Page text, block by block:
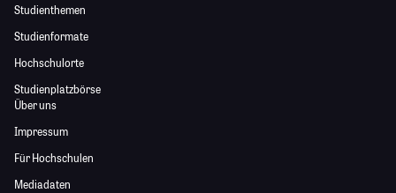
Studienthemen
Studienformate
Hochschulorte
Studienplatzbörse
Über uns
Impressum
Für Hochschulen
Mediadaten